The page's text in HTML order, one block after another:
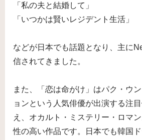
「私の夫と結婚して」
「いつかは賢いレジデント生活」
などが日本でも話題となり、主に
信されてきました。
また、「恋は命がけ」はパク・ウ
ョンという人気俳優が出演する注
え、オカルト・ミステリー・ロマ
性の高い作品です。日本でも韓国